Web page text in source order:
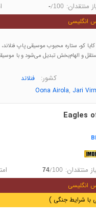
منتقدان: -/100
انگلیسی
کو، ستاره محبوب موسیقی پاپ
و الهام‌بخش تبدیل می‌شود و با
کشور: فنلاند
Oona Airola, Jari
Eagles
منتقدان: 74/100
انگلیسی
با شرایط جنگی )